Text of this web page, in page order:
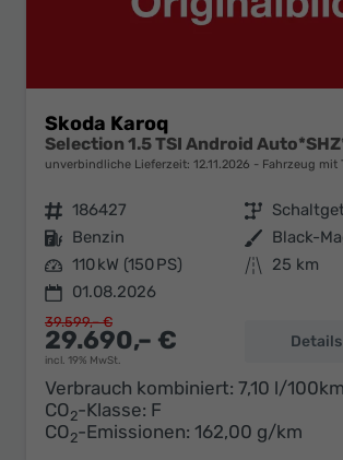
Skoda Karoq
unverbindliche Lieferzeit: 12.11.2026 Fahrzeug mit
Fahrzeugnr. 186427 Getriebe
Kraftstoff Benzin Außenfarbe Black-
Leistung 110 kW (150 PS) Kilometerstand
25 km
01.08.2026
29.690,– €
incl. 19% MwSt.
39.599,– €
Details
Verbrauch kombiniert: 7,10 l/100km
CO2-Klasse: F
CO2-Emissionen: 162,00 g/km